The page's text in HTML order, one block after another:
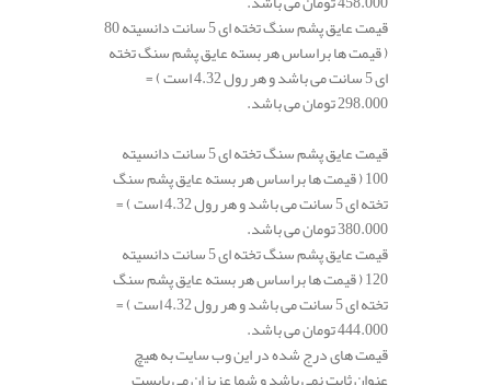
قیمت عایق پشم سنگ تخته ای 5 سانت دانسیته 80
(قیمت ها براساس هر بسته عایق پشم سنگ تخته
ای 5 سانت می باشد و هر رول 4.32 است ) =
298.000 تومان می باشد.
قیمت عایق پشم سنگ تخته ای 5 سانت دانسیته
100 ( قیمت ها براساس هر بسته عایق پشم سنگ
تخته ای 5 سانت می باشد و هر رول 4.32 است ) =
380.000 تومان می باشد.
قیمت عایق پشم سنگ تخته ای 5 سانت دانسیته
120 ( قیمت ها براساس هر بسته عایق پشم سنگ
تخته ای 5 سانت می باشد و هر رول 4.32 است ) =
444.000 تومان می باشد.
قیمت های درج شده در این وب سایت به هیچ